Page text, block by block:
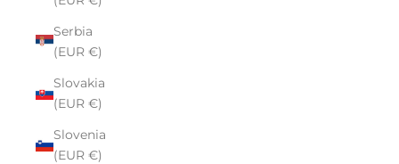
Serbia
(EUR €)
Slovakia
(EUR €)
Slovenia
(EUR €)